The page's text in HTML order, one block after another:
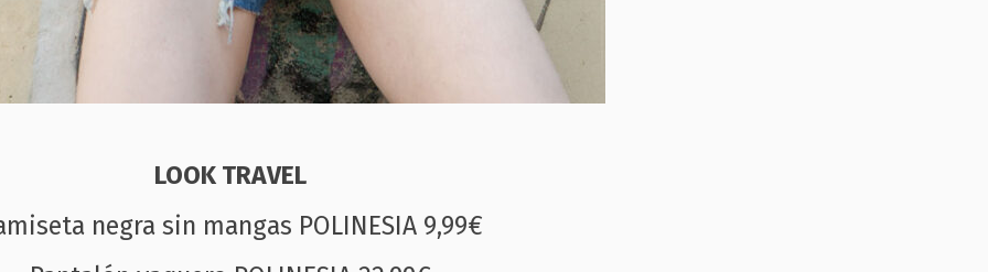
LOOK TRAVEL
negra sin mangas POLINESIA 9,99€